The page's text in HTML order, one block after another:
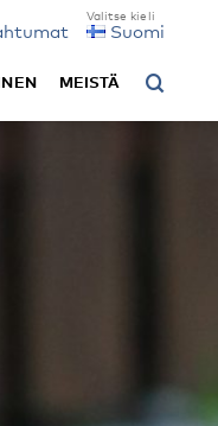
Suomi
MEISTÄ